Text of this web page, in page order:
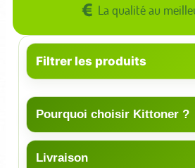
La qualité au
Filtrer les produits
Pourquoi choisir Kittoner ?
Livraison